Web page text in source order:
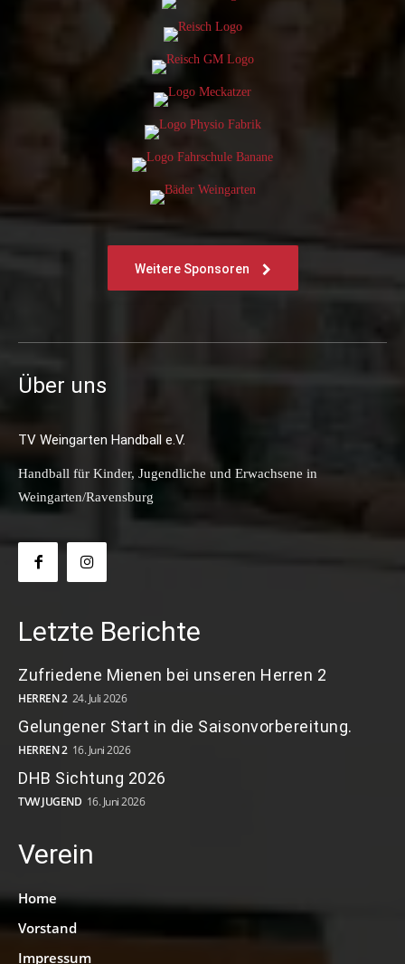
Weitere Sponsoren
Über uns
TV Weingarten Handball e.V.
Handball für Kinder, Jugendliche und Erwachsene in
Weingarten/Ravensburg
Letzte Berichte
Zufriedene Mienen bei unseren Herren 2
HERREN 2 24. Juli 2026
Gelungener Start in die Saisonvorbereitung.
HERREN 2 16. Juni 2026
DHB Sichtung 2026
TVW JUGEND 16. Juni 2026
Verein
Home
Vorstand
Impressum